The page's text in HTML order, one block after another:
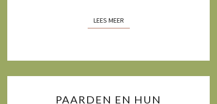
LEES MEERLEES MEER
PAARDEN EN HUN